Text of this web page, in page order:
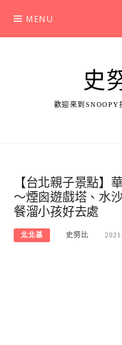
content
MENU
史
歡迎來到SNOOPY
【台北親子景點】
～煙囪遊戲塔、水
餐溜小孩好去處
北北基 史努比